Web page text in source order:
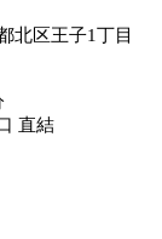
区王子1丁目
直結